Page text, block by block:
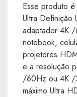
Esse produto
Ultra Definição
adaptador 4K
notebook,
projetores
e a resolução
/60Hz ou 4K /
máximo Ultra